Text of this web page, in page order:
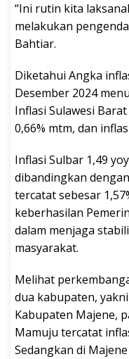
“Ini rutin kita
melakukan
Bahtiar.
Diketahui Angka
Desember 2024
Inflasi Sulawesi
0,66% mtm, dan
Inflasi Sulbar 1,49
dibandingkan
tercatat sebesar
keberhasilan
dalam menjaga
masyarakat.
Melihat
dua kabupaten,
Kabupaten Majene,
Mamuju tercatat
Sedangkan di